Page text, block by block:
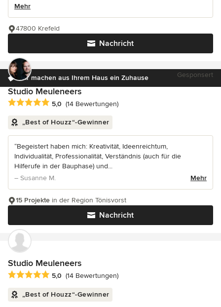
Mehr
Nachricht
47800 Krefeld
Wir machen aus Ihrem Haus ein Zuhause Gesponsert
Studio Meuleneers
Durchschnittliche Bewertung: 5 von 5 Sternen
5,0 (14 Bewertungen)
„Best of Houzz“-Gewinner
“Begeistert haben mich: Kreativität, Ideenreichtum,
Individualität, Professionalität, Verständnis (auch für die
Hilferufe in der Bauphase) und...
– Susanne M.
Mehr
Nachricht
15 Projekte in der Region Tönisvorst
Studio Meuleneers
Durchschnittliche Bewertung: 5 von 5 Sternen
5,0 (14 Bewertungen)
„Best of Houzz“-Gewinner